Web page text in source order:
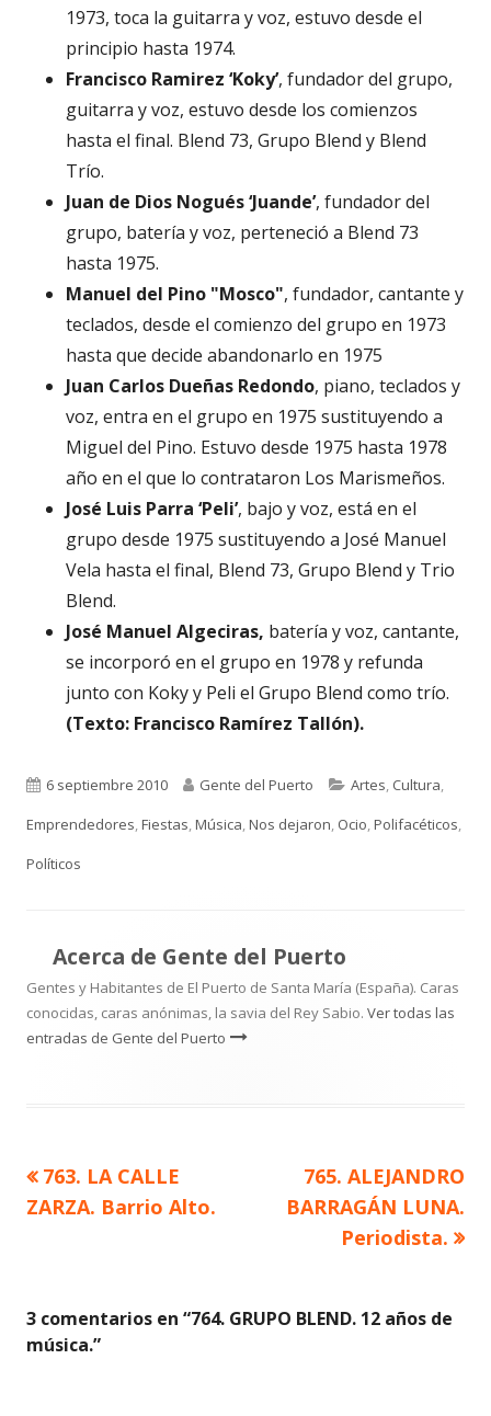
1973, toca la guitarra y voz, estuvo desde el
principio hasta 1974.
Francisco Ramirez ‘Koky’, fundador del grupo,
guitarra y voz, estuvo desde los comienzos
hasta el final. Blend 73, Grupo Blend y Blend
Trío.
Juan de Dios Nogués ‘Juande’, fundador del
grupo, batería y voz, perteneció a Blend 73
hasta 1975.
Manuel del Pino "Mosco", fundador, cantante y
teclados, desde el comienzo del grupo en 1973
hasta que decide abandonarlo en 1975
Juan Carlos Dueñas Redondo, piano, teclados y
voz, entra en el grupo en 1975 sustituyendo a
Miguel del Pino. Estuvo desde 1975 hasta 1978
año en el que lo contrataron Los Marismeños.
José Luis Parra ‘Peli’, bajo y voz, está en el
grupo desde 1975 sustituyendo a José Manuel
Vela hasta el final, Blend 73, Grupo Blend y Trio
Blend.
José Manuel Algeciras, batería y voz, cantante,
se incorporó en el grupo en 1978 y refunda
junto con Koky y Peli el Grupo Blend como trío.
(Texto: Francisco Ramírez Tallón).
Publicado
el
6 septiembre 2010 Autor
Gente del Puerto Categorías
Artes, Cultura,
Emprendedores,Fiestas,Música,Nos dejaron, Ocio,Polifacéticos,
Políticos
Acerca de Gente del Puerto
Gentes y Habitantes de El Puerto de Santa María (España). Caras
conocidas, caras anónimas, la savia del Rey Sabio. Ver todas las
entradas de Gente del Puerto
Navegación
Artículo
anterior
763. LA CALLE
ZARZA. Barrio Alto.
Artículo
siguiente
765. ALEJANDRO
BARRAGÁN LUNA.
Periodista.
3 comentarios en “764. GRUPO BLEND. 12 años de
música.”